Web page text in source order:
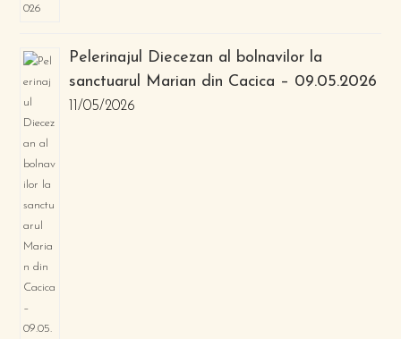
Pelerinajul Diecezan al bolnavilor la
sanctuarul Marian din Cacica – 09.05.2026
11/05/2026